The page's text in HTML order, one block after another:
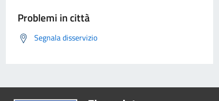
Problemi in città
Segnala disservizio